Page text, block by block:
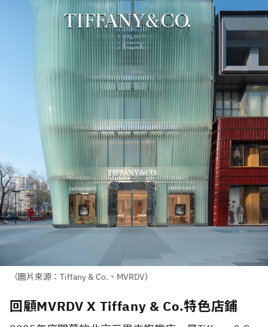
（圖片來源：Tiffany & Co.、MVRDV）
回顧MVRDV X Tiffany & Co.特色店鋪